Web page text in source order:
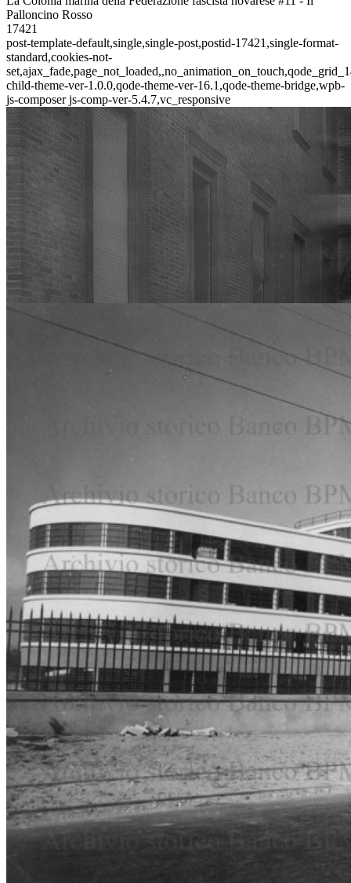
Palloncino Rosso
17421
post-template-default,single,single-post,postid-17421,single-format-
standard,cookies-not-
child-theme-ver-1.0.0,qode-theme-ver-16.1,qode-theme-bridge,wpb-
js-composer js-comp-ver-5.4.7,vc_responsive
La Colonia marina della
Federazione fascista novarese
#11